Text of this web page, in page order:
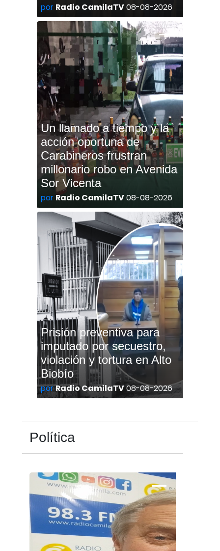
por Radio CamilaTV08-08-2026
Un llamado a tiempo y la
acción oportuna de
Carabineros frustran
millonario robo en Avenida
Sor Vicenta
por Radio CamilaTV08-08-2026
Prisión preventiva para
imputado por secuestro,
violación y tortura en Alto
Biobío
porRadio CamilaTV08-08-2026
Política